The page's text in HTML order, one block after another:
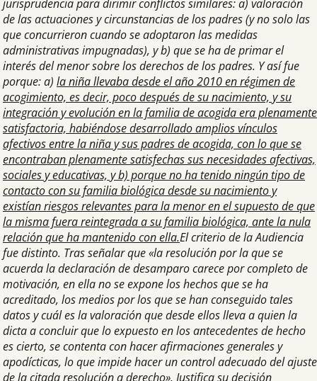
jurisprudencia para dirimir conflictos similares: a) valoración
de las actuaciones y circunstancias de los padres (y no solo las
que concurrieron cuando se adoptaron las medidas
administrativas impugnadas), y b) que se ha de primar el
interés del menor sobre los derechos de los padres. Y así fue
porque: a) la niña llevaba desde el año 2010 en régimen de
acogimiento, es decir, poco después de su nacimiento, y su
integración y evolución en la familia de acogida era plenamente
satisfactoria, habiéndose desarrollado amplios vínculos
afectivos entre la niña y sus padres de acogida, con lo que se
encontraban plenamente satisfechas sus necesidades afectivas,
sociales y educativas, y b) porque no ha tenido ningún tipo de
contacto con su familia biológica desde su nacimiento y
existían riesgos relevantes para la menor en el supuesto de que
la misma fuera reintegrada a su familia biológica, ante la nula
relación que ha mantenido con ella.El criterio de la Audiencia
fue distinto. Tras señalar que «la resolución por la que se
acuerda la declaración de desamparo carece por completo de
motivación, en ella no se expone los hechos que se ha
acreditado, los medios por los que se han conseguido tales
datos y cuál es la valoración que desde ellos lleva a quien la
dicta a concluir que lo expuesto en los antecedentes de hecho
es cierto, se contenta con hacer afirmaciones generales y
apodícticas, lo que impide hacer un control adecuado del ajuste
de la citada resolución a derecho». Justifica su decisión